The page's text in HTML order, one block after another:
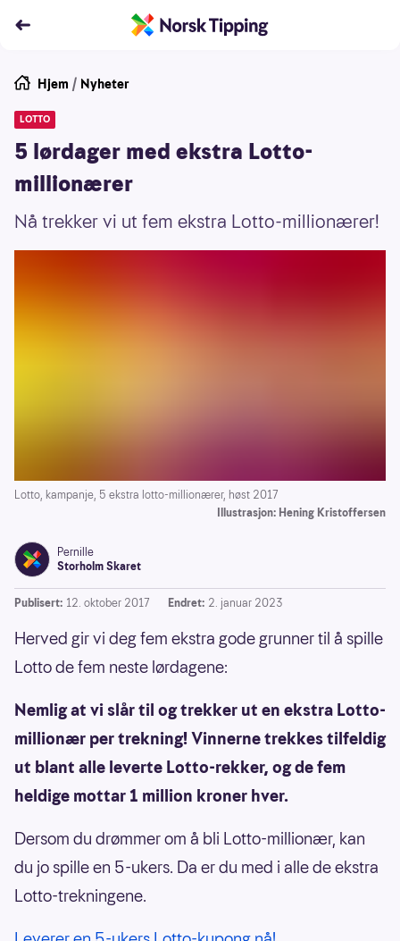
Hjem / Nyheter
LOTTO
5 lørdager med ekstra Lotto-
millionærer
Nå trekker vi ut fem ekstra Lotto-millionærer!
Lotto, kampanje, 5 ekstra lotto-millionærer, høst 2017
Illustrasjon: Hening Kristoffersen
Pernille
Storholm Skaret
Publisert: 12. oktober 2017 Endret: 2. januar 2023
Herved gir vi deg fem ekstra gode grunner til å spille
Lotto de fem neste lørdagene:
Nemlig at vi slår til og trekker ut en ekstra Lotto-
millionær per trekning! Vinnerne trekkes tilfeldig
ut blant alle leverte Lotto-rekker, og de fem
heldige mottar 1 million kroner hver.
Dersom du drømmer om å bli Lotto-millionær, kan
du jo spille en 5-ukers. Da er du med i alle de ekstra
Lotto-trekningene.